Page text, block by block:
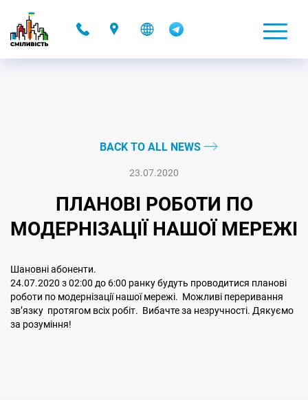
BACK TO ALL NEWS
23.07.2020
ПЛАНОВІ РОБОТИ ПО
МОДЕРНІЗАЦІЇ НАШОЇ МЕРЕЖІ
Шановні абоненти.
24.07.2020 з 02:00 до 6:00 ранку будуть проводитися планові
роботи по модернізації нашої мережі. Можливі переривання
звʼязку протягом всіх робіт. Вибачте за незручності. Дякуємо
за розуміння!